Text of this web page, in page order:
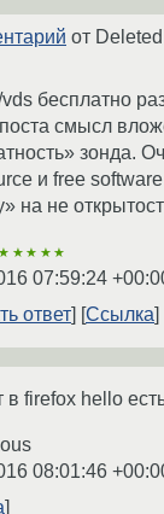
от Deleted
vds бесплатно
смысл
зонда.
и free
на не
★★★★★
07:59:24
ответ
Ссылка
в firefox hello
08:01:46